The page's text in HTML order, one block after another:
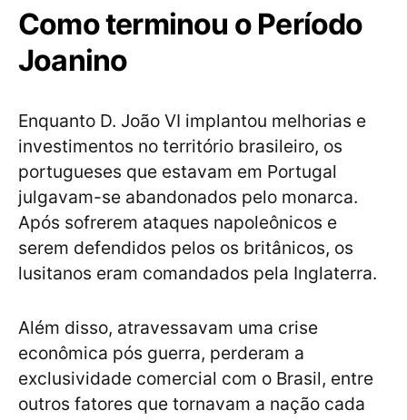
Como terminou o Período
Joanino
Enquanto D. João VI implantou melhorias e
investimentos no território brasileiro, os
portugueses que estavam em Portugal
julgavam-se abandonados pelo monarca.
Após sofrerem ataques napoleônicos e
serem defendidos pelos os britânicos, os
lusitanos eram comandados pela Inglaterra.
Além disso, atravessavam uma crise
econômica pós guerra, perderam a
exclusividade comercial com o Brasil, entre
outros fatores que tornavam a nação cada